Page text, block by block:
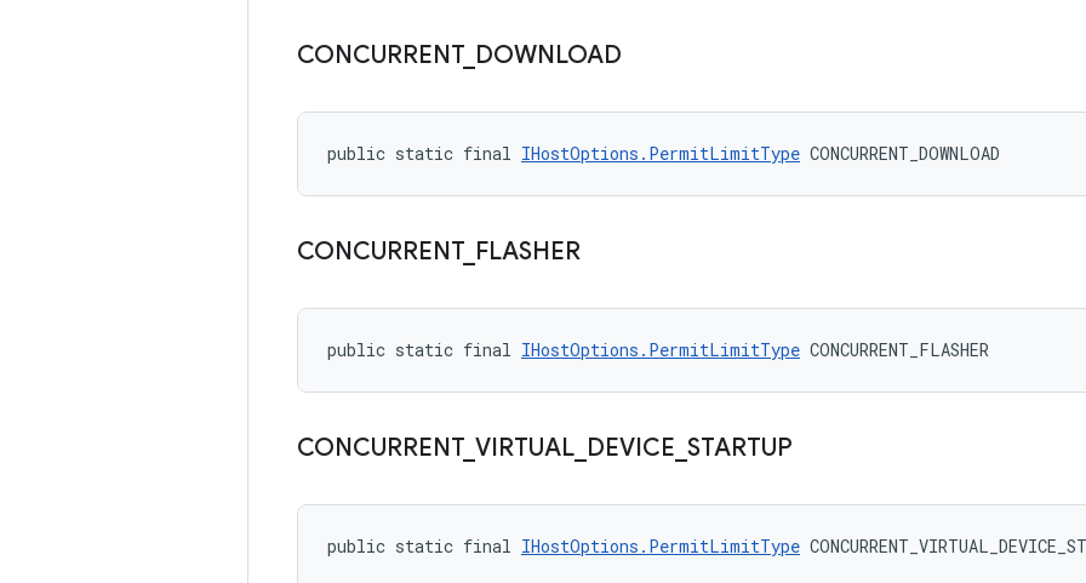
CONCURRENT_ DOWNLOAD
public static final IHostOptions.PermitLimitType CONCURRENT_DOWNLOAD
CONCURRENT_ FLASHER
public static final IHostOptions.PermitLimitType CONCURRENT_FLASHER
CONCURRENT_ VIRTUAL DEVICE STARTUP
public static final IHostOptions.PermitLimitType